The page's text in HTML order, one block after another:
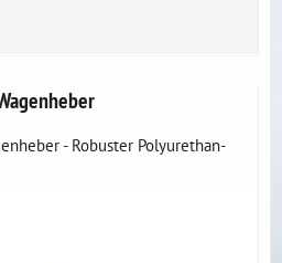
- Robuster Polyurethan-